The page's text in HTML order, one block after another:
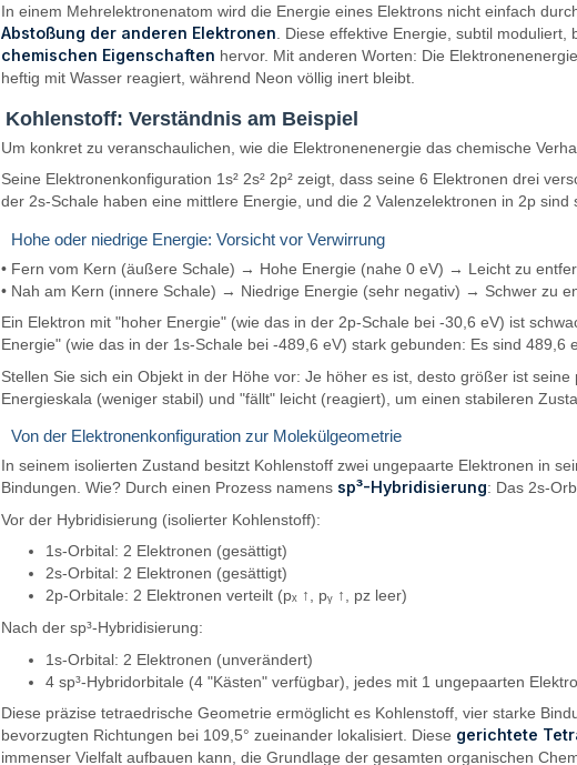
In einem Mehrelektronenatom wird die Energie eines Elektrons nicht einfach
Abstoßung der anderen Elektronen . Diese effektive Energie, subtil
chemischen Eigenschaften hervor. Mit anderen Worten: Die
heftig mit Wasser reagiert, während Neon völlig inert bleibt.
Kohlenstoff: Verständnis am Beispiel
Um konkret zu veranschaulichen, wie die Elektronenenergie das chemische
Seine Elektronenkonfiguration 1s² 2s² 2p² zeigt, dass seine 6 Elektronen drei
der 2s-Schale haben eine mittlere Energie, und die 2 Valenzelektronen in 2p
Hohe oder niedrige Energie: Vorsicht vor Verwirrung
• Fern vom Kern (äußere Schale) → Hohe Energie (nahe 0 eV) → Leicht zu
• Nah am Kern (innere Schale) → Niedrige Energie (sehr negativ) → Schwer zu
Ein Elektron mit "hoher Energie" (wie das in der 2p-Schale bei -30,6 eV) ist
Energie" (wie das in der 1s-Schale bei -489,6 eV) stark gebunden: Es sind 489,6
Stellen Sie sich ein Objekt in der Höhe vor: Je höher es ist, desto größer ist
Energieskala (weniger stabil) und "fällt" leicht (reagiert), um einen stabileren
Von der Elektronenkonfiguration zur Molekülgeometrie
In seinem isolierten Zustand besitzt Kohlenstoff zwei ungepaarte Elektronen in
Bindungen. Wie? Durch einen Prozess namens sp³-Hybridisierung: Das 2s-
Vor der Hybridisierung (isolierter Kohlenstoff):
1s-Orbital: 2 Elektronen (gesättigt)
2s-Orbital: 2 Elektronen (gesättigt)
2p-Orbitale: 2 Elektronen verteilt (pₓ ↑, pᵧ ↑, pz leer)
Nach der sp³-Hybridisierung:
1s-Orbital: 2 Elektronen (unverändert)
4 sp³-Hybridorbitale (4 "Kästen" verfügbar), jedes mit 1 ungepaarten
Diese präzise tetraedrische Geometrie ermöglicht es Kohlenstoff, vier starke
bevorzugten Richtungen bei 109,5° zueinander lokalisiert. Diese gerichtete
immenser Vielfalt aufbauen kann, die Grundlage der gesamten organischen